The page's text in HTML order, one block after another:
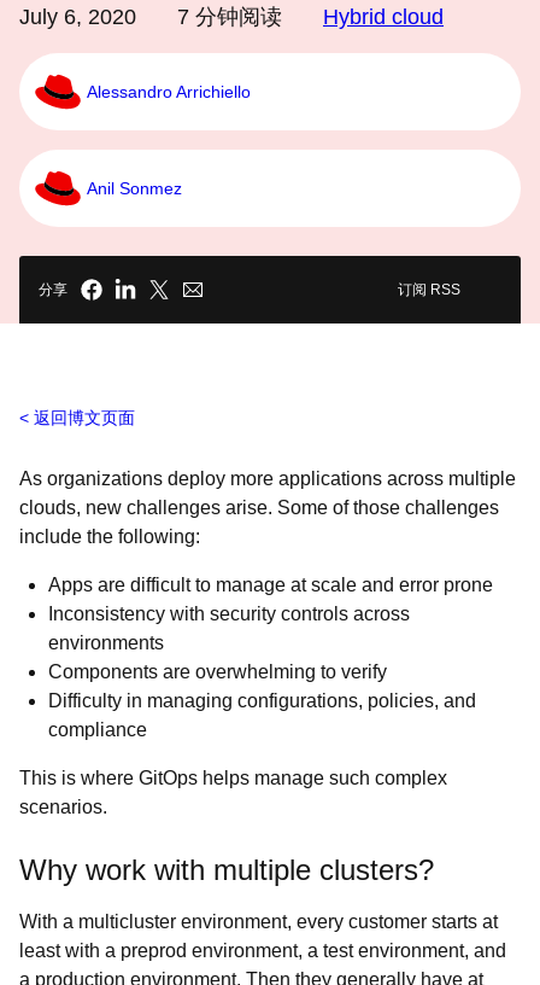
July 6, 2020 7 分钟阅读 Hybrid cloud
Alessandro Arrichiello
Anil Sonmez
分享 订阅 RSS
返回博文页面
As organizations deploy more applications across multiple
clouds, new challenges arise. Some of those challenges
include the following:
Apps are difficult to manage at scale and error prone
Inconsistency with security controls across
environments
Components are overwhelming to verify
Difficulty in managing configurations, policies, and
compliance
This is where GitOps helps manage such complex
scenarios.
Why work with multiple clusters?
With a multicluster environment, every customer starts at
least with a preprod environment, a test environment, and
a production environment. Then they generally have at